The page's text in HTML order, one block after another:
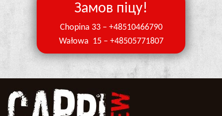
Замов піцу!
Chopina 33 – +48510466790
Wałowa 15 – +48505771807